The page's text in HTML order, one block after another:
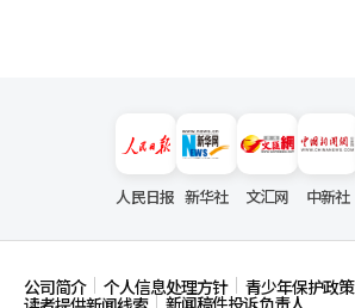
人民日报 新华社 文汇网 中新社
公司简介 个人信息处理方针 青少年保护政策
新闻稿件投诉负责人